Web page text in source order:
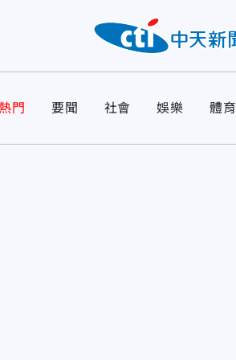
門 要聞 社會 娛樂 體育